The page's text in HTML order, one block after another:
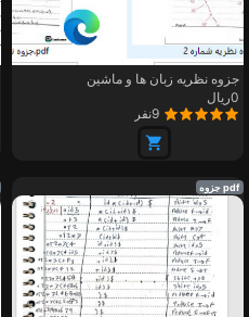
جزوه نظریه زبان ها و ماشین
0ریال
9نفر
pdf جزوه